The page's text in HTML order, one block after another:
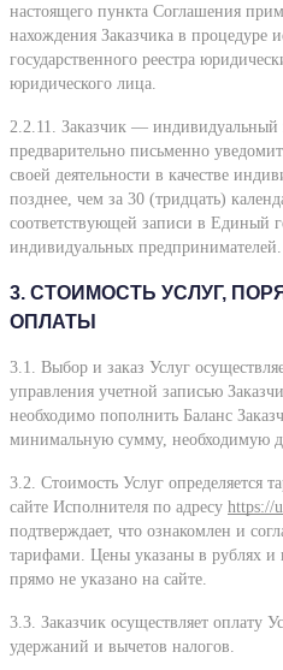
настоящего пункта Соглашения
нахождения Заказчика в процедуре
государственного реестра
юридического лица.
2.2.11. Заказчик — индивидуальный
предварительно письменно
своей деятельности в качестве
позднее, чем за 30 (тридцать)
соответствующей записи в Единый
индивидуальных предпринимателей.
3. СТОИМОСТЬ УСЛУГ,
ОПЛАТЫ
3.1. Выбор и заказ Услуг
управления учетной записью
необходимо пополнить Баланс
минимальную сумму, необходимую
3.2. Стоимость Услуг определяется
сайте Исполнителя по адресу https://
подтверждает, что ознакомлен и
тарифами. Цены указаны в рублях
прямо не указано на сайте.
3.3. Заказчик осуществляет оплату
удержаний и вычетов налогов.